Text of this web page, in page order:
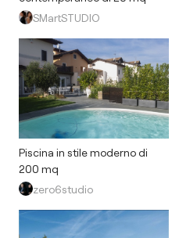
SMartSTUDIO
Piscina in stile moderno di
200 mq
zero6studio